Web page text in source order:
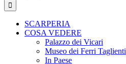
SCARPERIA
COSA VEDERE
Palazzo dei Vicari
Museo dei Ferri Taglienti
In Paese